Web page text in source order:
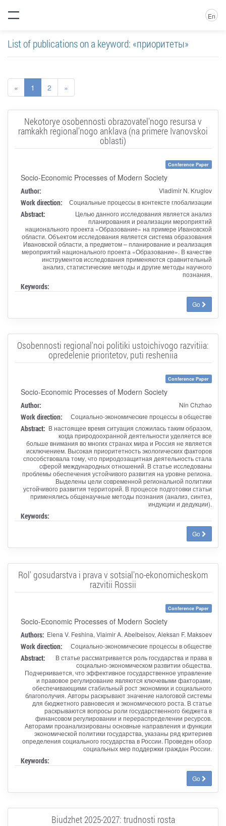
En
List of publications on a keyword: «приоритеты»
« 1 2 »
Nekotorye osobennosti obrazovatel'nogo resursa v
ramkakh regional'nogo anklava (na primere Ivanovskoi
oblasti)
Conference Paper
Socio-Economic Processes of Modern Society
Author: Vladimir N. Kruglov
Work direction: Социальные процессы в контексте глобализации
Abstract:
Целью данного исследования является анализ
планирования и реализации мероприятий
национального проекта «Образование» на примере Ивановской
области. Объектом исследования является система образования
Ивановской области, а предметом – планирование и реализация
мероприятий национального проекта «Образование». В качестве
инструментов исследования применяются сравнительный
анализ, статистические методы и другие методы научного
познания.
Keywords:
Go
Osobennosti regional'noi politiki ustoichivogo razvitiia:
opredelenie prioritetov, puti resheniia
Conference Paper
Socio-Economic Processes of Modern Society
Author: Nin Chzhao
Work direction: Социально-экономические процессы в обществе
Abstract: В настоящее время ситуация сложилась таким образом,
когда природоохранной деятельности уделяется все
больше внимания во многих странах мира и Россия не является
исключением. Высокая приоритетность экологических факторов
способствовала тому, что природозащитная деятельность стала
сферой международных отношений. В статье исследованы
проблемы обеспечения устойчивого развития на уровне региона.
Выделены цели современной региональной политики
устойчивого развития территорий. В процессе подготовки статьи
применялись общенаучные методы познания (анализ, синтез,
индукции и дедукции).
Keywords:
Go
Rol' gosudarstva i prava v sotsial'no-ekonomicheskom
razvitii Rossii
Conference Paper
Socio-Economic Processes of Modern Society
Authors: Elena V. Feshina, Vlaimir A. Abelbeisov, Aleksan F. Maksoev
Work direction: Социально-экономические процессы в обществе
Abstract:
В статье рассматривается роль государства и права в
социально-экономическом развитии общества.
Подчеркивается, что эффективное государственное управление
и правовое регулирование являются ключевыми факторами,
обеспечивающими стабильный рост экономики и социального
благополучия. Авторы раскрывают значение налоговой системы
для бюджетного равновесия и экономического роста. В статье
раскрываются вопросы роли государственного бюджета в
финансовом регулировании и перераспределении ресурсов.
Авторами проанализированы основные направления и функции
экономической политики государства, указаны ряд критериев
определения социального государства в России. Проведен обзор
социальных мер поддержки граждан России.
Keywords:
Go
Biudzhet 2025-2027: trudnosti rosta